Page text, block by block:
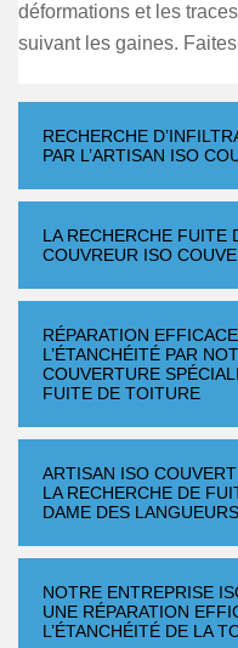
déformations et les
suivant les gaines.
RECHERCHE
PAR L’ARTISAN ISO
LA RECHERCHE FUITE
COUVREUR ISO
RÉPARATION
L’ÉTANCHÉITÉ PAR
COUVERTURE
FUITE DE TOITURE
ARTISAN ISO
LA RECHERCHE DE
DAME DES LANGUEURS
NOTRE ENTREPRISE
UNE RÉPARATION
L’ÉTANCHÉITÉ DE LA